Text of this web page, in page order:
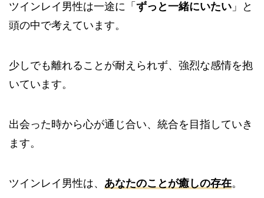
ツインレイ男性は一途に「 ずっと一緒にいたい 」と
頭の中で考えています。
少しでも離れることが耐えられず、強烈な感情を抱
いています。
出会った時から心が通じ合い、統合を目指していき
ます。
ツインレイ男性は、 あなたのことが癒しの存在。